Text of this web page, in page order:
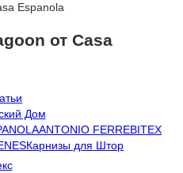
Espanola
от Casa
Дом
ANTONIO FERREBITEX
Карнизы для Штор